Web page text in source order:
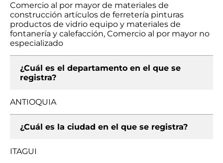
Comercio al por mayor de materiales de
construcción artículos de ferretería pinturas
productos de vidrio equipo y materiales de
fontanería y calefacción, Comercio al por mayor no
especializado
¿Cuál es el departamento en el que se
registra?
ANTIOQUIA
¿Cuál es la ciudad en el que se registra?
ITAGUI